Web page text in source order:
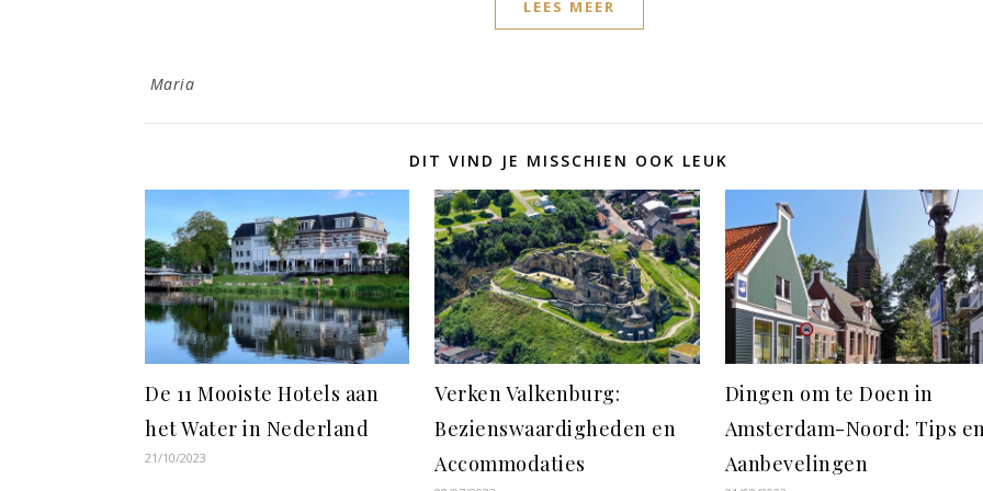
LEES MEER
Maria
DIT VIND JE MISSCHIEN OOK LEUK
De 11 Mooiste Hotels aan
het Water in Nederland
21/10/2023
Verken Valkenburg:
Bezienswaardigheden en
Accommodaties
Dingen om te Doen in
Amsterdam-Noord: Tips
Aanbevelingen